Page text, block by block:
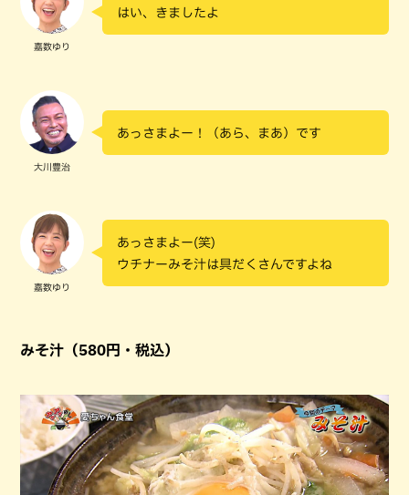
嘉数ゆり
はい、きましたよ
大川豊治
あっさまよー！（あら、まあ）です
嘉数ゆり
あっさまよー(笑)
ウチナーみそ汁は具だくさんですよね
みそ汁（580円・税込）